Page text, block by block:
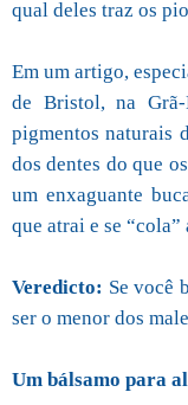
qual deles traz os
Em um artigo,
de Bristol, na Grã-
pigmentos naturais
dos dentes do que
um enxaguante
que atrai e se “cola”
Veredicto: Se você
ser o menor dos
Um bálsamo para